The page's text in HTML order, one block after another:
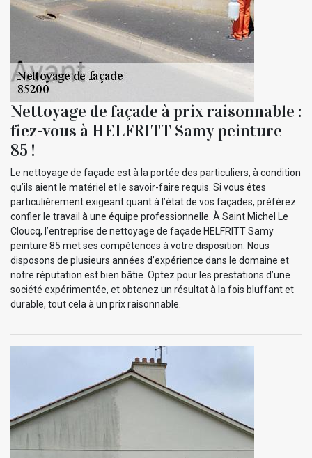
Nettoyage de façade à prix raisonnable :
fiez-vous à HELFRITT Samy peinture
85 !
Le nettoyage de façade est à la portée des particuliers, à condition
qu’ils aient le matériel et le savoir-faire requis. Si vous êtes
particulièrement exigeant quant à l’état de vos façades, préférez
confier le travail à une équipe professionnelle. À Saint Michel Le
Cloucq, l’entreprise de nettoyage de façade HELFRITT Samy
peinture 85 met ses compétences à votre disposition. Nous
disposons de plusieurs années d’expérience dans le domaine et
notre réputation est bien bâtie. Optez pour les prestations d’une
société expérimentée, et obtenez un résultat à la fois bluffant et
durable, tout cela à un prix raisonnable.